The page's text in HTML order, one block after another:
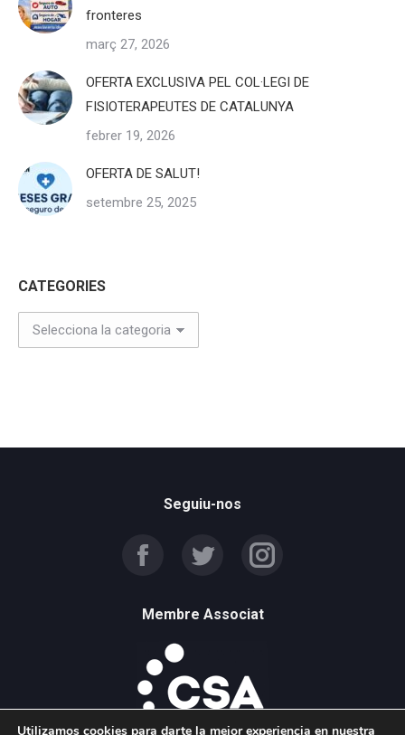
fronteres
març 27, 2026
OFERTA EXCLUSIVA PEL COL·LEGI DE
FISIOTERAPEUTES DE CATALUNYA
febrer 19, 2026
OFERTA DE SALUT!
setembre 25, 2025
CATEGORIES
CATEGORIES
Seguiu-nos
Facebook
opens
new
window
Twitter
opens
window
Instagram
opens
Membre Associat
Utilizamos cookies para darte la mejor experiencia en nuestra